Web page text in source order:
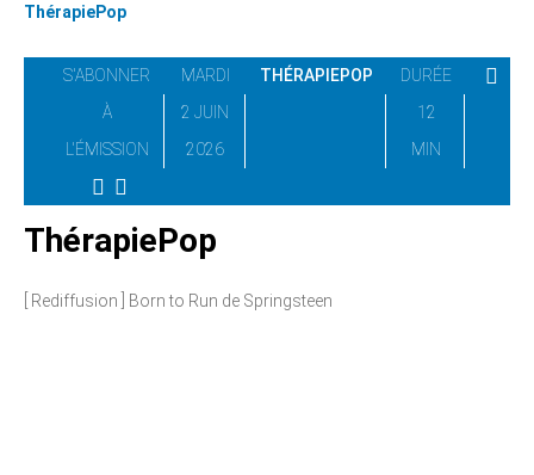
ThérapiePop
S'ABONNER
À
L'ÉMISSION
MARDI
2 JUIN
2026
THÉRAPIEPOP
DURÉE
12
MIN
ThérapiePop
[ Rediffusion ] Born to Run de Springsteen